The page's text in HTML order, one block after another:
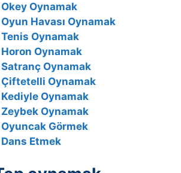
Oynamak
Havası Oynamak
Oynamak
Oynamak
Oynamak
Çiftetelli Oynamak
Oynamak
Oynamak
Görmek
Etmek